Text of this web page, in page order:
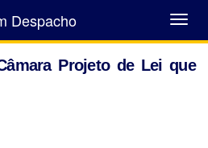
Abrir
Menu
Despacho
Projeto de Lei que